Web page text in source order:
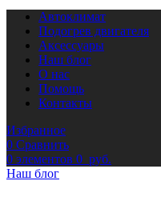
Автоклимат
Подогрев двигателя
Аксессуары
Наш блог
О нас
Помощь
Контакты
Избранное
0 Сравнить
0 элементов 0 руб.
Наш блог